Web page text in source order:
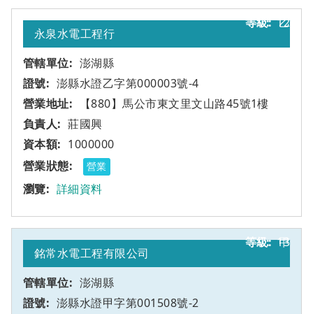
12
永泉水電工程行
澎湖縣
澎縣水證乙字第000003號-4
【880】馬公市東文里文山路45號1樓
乙
莊國興
1000000
營業
詳細資料
13
銘常水電工程有限公司
澎湖縣
澎縣水證甲字第001508號-2
甲